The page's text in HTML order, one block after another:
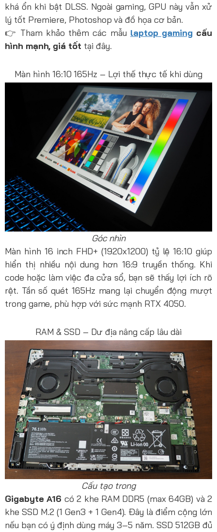
khá ổn khi bật DLSS. Ngoài gaming, GPU này vẫn xử
lý tốt Premiere, Photoshop và đồ họa cơ bản.
👉 Tham khảo thêm các mẫu laptop gaming cấu
hình mạnh, giá tốt tại đây.
Màn hình 16:10 165Hz – Lợi thế thực tế khi dùng
Góc nhìn
Màn hình 16 inch FHD+ (1920x1200) tỷ lệ 16:10 giúp
hiển thị nhiều nội dung hơn 16:9 truyền thống. Khi
code hoặc làm việc đa cửa sổ, bạn sẽ thấy lợi ích rõ
rệt. Tần số quét 165Hz mang lại chuyển động mượt
trong game, phù hợp với sức mạnh RTX 4050.
RAM & SSD – Dư địa nâng cấp lâu dài
Cấu tạo trong
Gigabyte A16 có 2 khe RAM DDR5 (max 64GB) và 2
khe SSD M.2 (1 Gen3 + 1 Gen4). Đây là điểm cộng lớn
nếu bạn có ý định dùng máy 3–5 năm. SSD 512GB đủ